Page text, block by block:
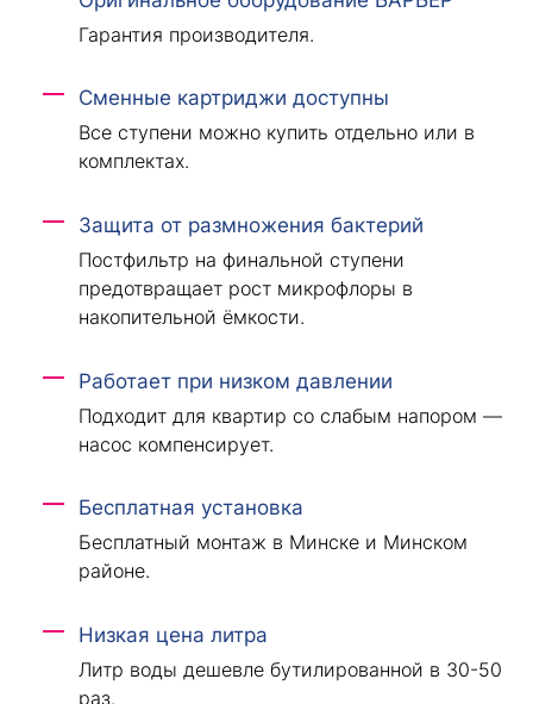
Гарантия производителя.
Сменные картриджи доступны
Все ступени можно купить отдельно или в
комплектах.
Защита от размножения бактерий
Постфильтр на финальной ступени
предотвращает рост микрофлоры в
накопительной ёмкости.
Работает при низком давлении
Подходит для квартир со слабым напором —
насос компенсирует.
Бесплатная установка
Бесплатный монтаж в Минске и Минском
районе.
Низкая цена литра
Литр воды дешевле бутилированной в 30-50
раз.